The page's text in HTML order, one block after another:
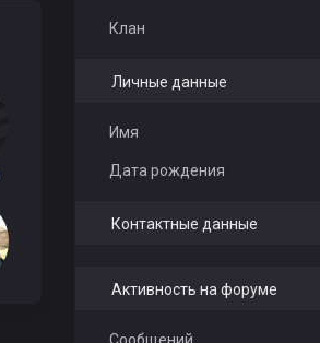
Клан
Личные данные
Имя
Дата рождения
Контактные данные
Активность на форуме